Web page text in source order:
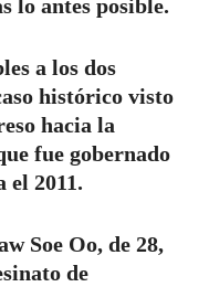
lo antes posible.
a los dos
histórico visto
hacia la
fue gobernado
2011.
Soe Oo, de 28,
de